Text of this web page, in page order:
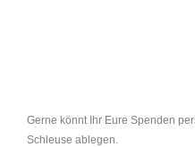
Gerne könnt Ihr Eure Spenden
Schleuse ablegen.